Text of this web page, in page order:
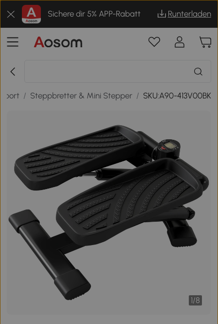
Sichere dir 5% APP-Rabatt Runterladen
/ Steppbretter & Mini Stepper / SKU:A90-413V00BK
1/8